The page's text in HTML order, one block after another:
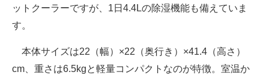
ットクーラーですが、1日4.4Lの除湿機能も備えていま
す。
本体サイズは22（幅）×22（奥行き）×41.4（高さ）
cm、重さは6.5kgと軽量コンパクトなのが特徴。室温か